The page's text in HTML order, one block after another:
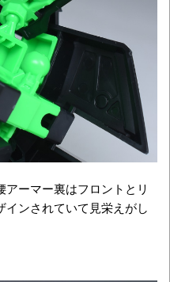
ーマー裏はフロントとリ
ンされていて見栄えがし